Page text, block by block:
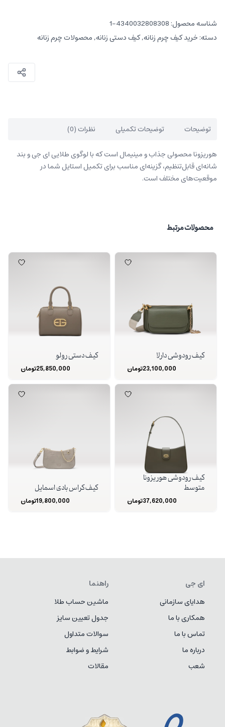
شناسه محصول: 4340032808308-1
دسته: خرید کیف چرم زنانه,کیف دستی زنانه,محصولات چرم زنانه
توضیحات توضیحات تکمیلی نظرات (0)
هوریزونا محصولی جذاب و مینیمال است که با لوگوی طلایی ای جی و بند
شانه‌ای قابل‌تنظیم، گزینه‌ای مناسب برای تکمیل استایل شما در
موقعیت‌های مختلف است.
محصولات مرتبط
کیف رودوشی دارلا
23,100,000تومان
کیف دستی رولو
25,850,000تومان
کیف رودوشی هوریزونا
متوسط
37,620,000تومان
کیف کراس بادی اسمایل
19,800,000تومان
ای جی
هدایای سازمانی
همکاری با ما
تماس با ما
درباره ما
شعب
راهنما
ماشین حساب طلا
جدول تعیین سایز
سوالات متداول
شرایط و ضوابط
مقالات